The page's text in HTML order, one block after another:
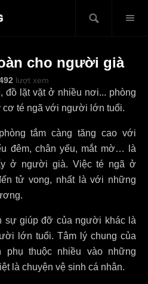
cho người già
lượt xem
đồ lặt vặt ở nhiều nơi... phòng
cơ té ngã với người lớn tuổi.
tắm càng tăng cao với
đêm, chân yếu, mắt mờ… là
ở người già. Việc té ngã ở
tử vong, nhất là với những
sự giúp đỡ của người khác là
lớn tuổi. Tâm lý chung của
phụ thuộc nhiều vào những
là chuyện vệ sinh cá nhân.